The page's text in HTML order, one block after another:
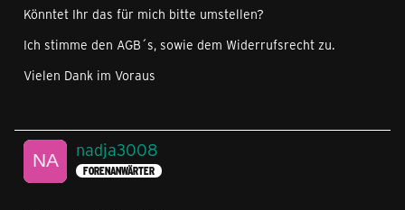
Könntet Ihr das für mich bitte umstellen?
Ich stimme den AGB´s, sowie dem Widerrufsrecht zu.
Vielen Dank im Voraus
nadja3008
FORENANWÄRTER